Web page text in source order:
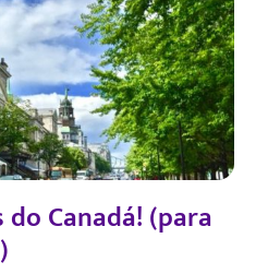
Canadá! (para